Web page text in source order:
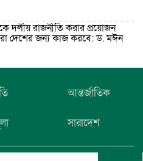
দলীয় রাজনীতি করার প্রয়োজন
দেশের জন্য কাজ করবে: ড. মঈন
তিনদিন পর মাইক্রোবাস চালকের
৮১তম বার্ষিক ক্রীড়া
আন্তর্জাতিক
সারাদেশ